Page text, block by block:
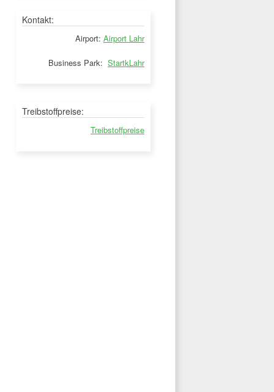
Kontakt:
Airport: Airport Lahr
Business Park: StartkLahr
Treibstoffpreise:
Treibstoffpreise